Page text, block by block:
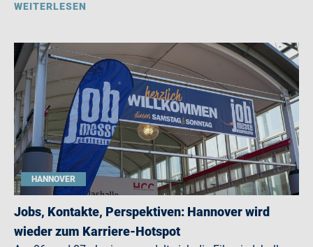
WEITERLESEN
HANNOVER
Jobs, Kontakte, Perspektiven: Hannover wird
wieder zum Karriere-Hotspot